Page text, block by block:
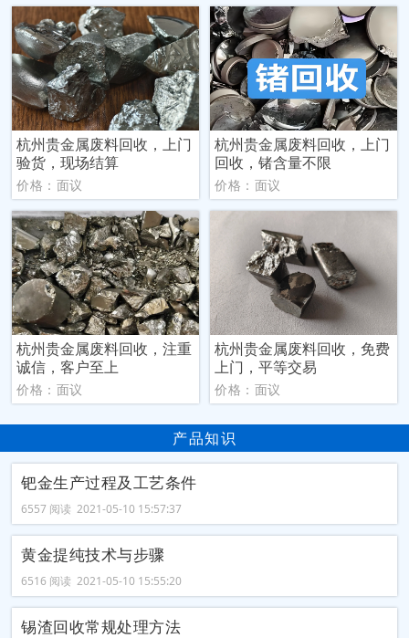
杭州贵金属废料回收，上门
验货，现场结算
价格：面议
杭州贵金属废料回收，上门
回收，锗含量不限
价格：面议
杭州贵金属废料回收，注重
诚信，客户至上
价格：面议
杭州贵金属废料回收，免费
上门，平等交易
价格：面议
产品知识
钯金生产过程及工艺条件
6557 阅读 2021-05-10 15:57:37
黄金提纯技术与步骤
6516 阅读 2021-05-10 15:55:20
锡渣回收常规处理方法